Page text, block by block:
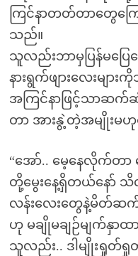
ကြင်နာတတ်တာတွေကြော
သည်။
သူလည်းဘာမှပြန်မပြေန
နားရွက်ဖျားလေးမျ
အကြင်နာဖြင့်သာဆ
တာ အားနွဲ့တဲ့အမျိုးမဟု
“အော်.. မေ့နေလိုက်တာ
တို့မွေးနေ့ရှိတယ်နော်
လန်းလေးတွေနဲ့မိတ်ဆ
ဟု မချိုမချဉ်မျက်နှာထ
သူလည်း.. ဒါမျိုးရှုတ်ရှု